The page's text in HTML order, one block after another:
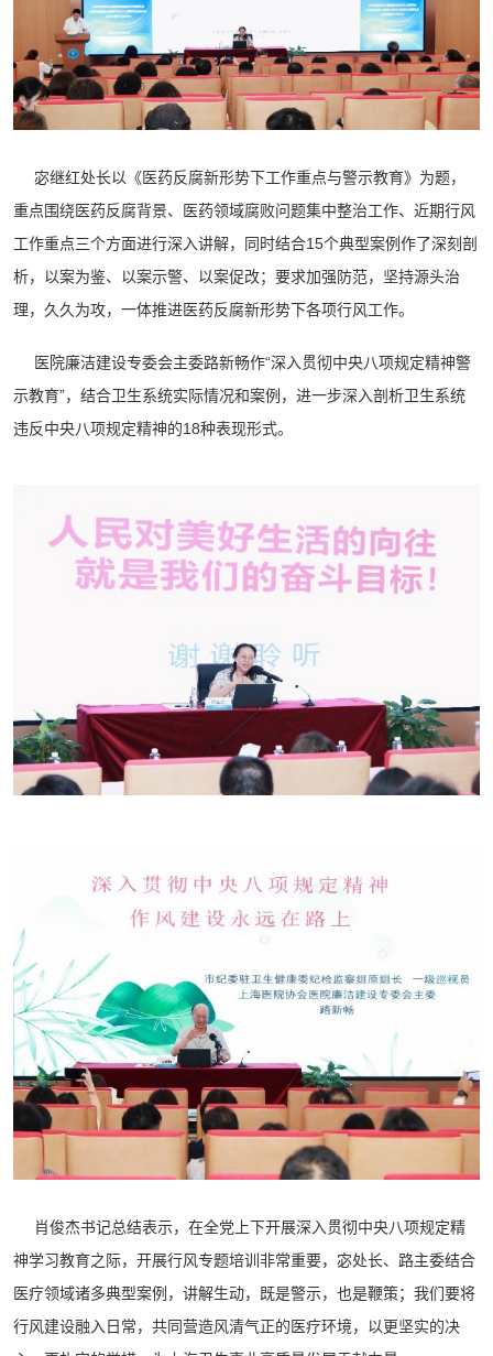
宓继红处长以《医药反腐新形势下工作重点与警示教育》为题，
重点围绕医药反腐背景、医药领域腐败问题集中整治工作、近期行风
工作重点三个方面进行深入讲解，同时结合15个典型案例作了深刻剖
析，以案为鉴、以案示警、以案促改；要求加强防范，坚持源头治
理，久久为攻，一体推进医药反腐新形势下各项行风工作。
医院廉洁建设专委会主委路新畅作“深入贯彻中央八项规定精神警
示教育”，结合卫生系统实际情况和案例，进一步深入剖析卫生系统
违反中央八项规定精神的18种表现形式。
肖俊杰书记总结表示，在全党上下开展深入贯彻中央八项规定精
神学习教育之际，开展行风专题培训非常重要，宓处长、路主委结合
医疗领域诸多典型案例，讲解生动，既是警示，也是鞭策；我们要将
行风建设融入日常，共同营造风清气正的医疗环境，以更坚实的决